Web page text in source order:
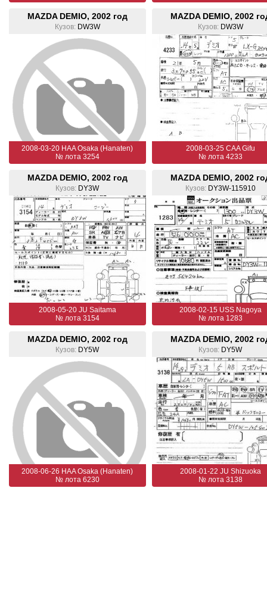
MAZDA DEMIO, 2002 год
Кузов: DW3W
2008-03-20 HAA Osaka (Hanaten)
№ лота 3254
MAZDA DEMIO, 2002
Кузов: DW3W
2008-03-25 CAA Gifu
№ лота 4233
MAZDA DEMIO, 2002 год
Кузов: DY3W
2008-05-20 JU Saitama
№ лота 3154
MAZDA DEMIO, 2002
Кузов: DY3W-115910
2008-02-15 USS Nagoya
№ лота 1283
MAZDA DEMIO, 2002 год
Кузов: DY5W
2008-06-26 HAA Osaka (Hanaten)
№ лота 6230
MAZDA DEMIO, 2002
Кузов: DY5W
2008-01-22 JU Shizuoka
№ лота 3138